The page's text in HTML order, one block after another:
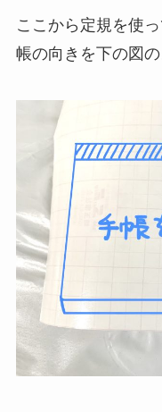
ここから定規を使
帳の向きを下の図